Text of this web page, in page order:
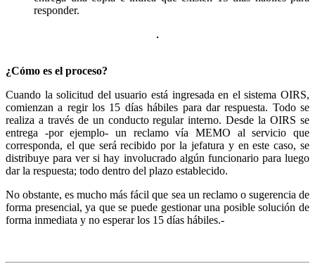
responder.
¿Cómo es el proceso?
Cuando la solicitud del usuario está ingresada en el sistema OIRS,
comienzan a regir los 15 días hábiles para dar respuesta. Todo se
realiza a través de un conducto regular interno. Desde la OIRS se
entrega -por ejemplo- un reclamo vía MEMO al servicio que
corresponda, el que será recibido por la jefatura y en este caso, se
distribuye para ver si hay involucrado algún funcionario para luego
dar la respuesta; todo dentro del plazo establecido.
No obstante, es mucho más fácil que sea un reclamo o sugerencia de
forma presencial, ya que se puede gestionar una posible solución de
forma inmediata y no esperar los 15 días hábiles.-